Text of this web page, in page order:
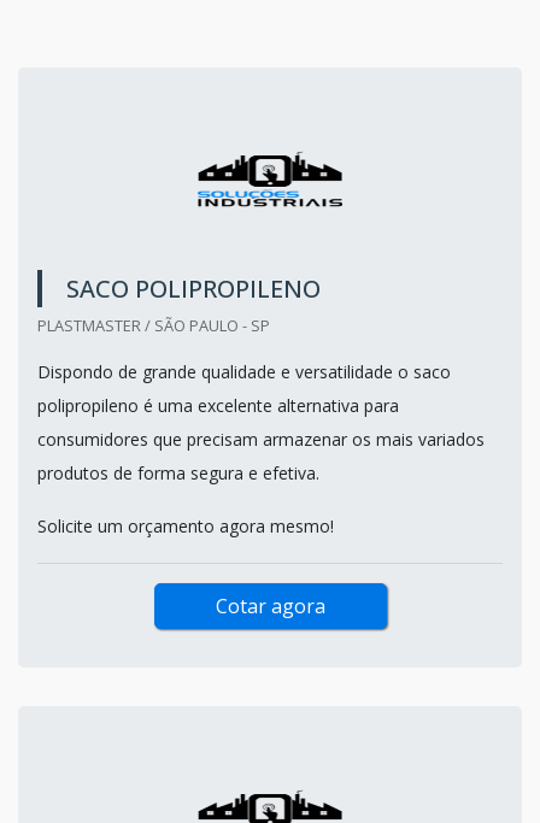
SACO POLIPROPILENO
PLASTMASTER / SÃO PAULO - SP
Dispondo de grande qualidade e versatilidade o saco
polipropileno é uma excelente alternativa para
consumidores que precisam armazenar os mais variados
produtos de forma segura e efetiva.
Solicite um orçamento agora mesmo!
Cotar agora